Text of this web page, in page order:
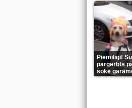
Piemīlīgi!
pārģērbts
šokē
VIDEO(8)